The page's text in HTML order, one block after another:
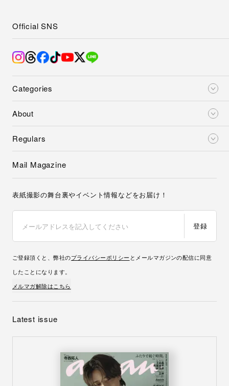
Categories
About
Regulars
Official SNS
Mail Magazine
表紙撮影の舞台裏やイベント情報などをお届け！
登録
ご登録頂くと、弊社のプライバシーポリシー とメールマガジンの配信に同意
したことになります。
メルマガ解除はこちら
Latest issue